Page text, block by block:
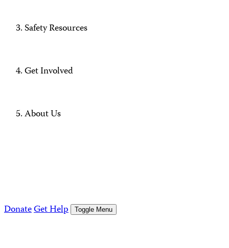
Safety Resources
Get Involved
About Us
DonateGet Help Toggle Menu